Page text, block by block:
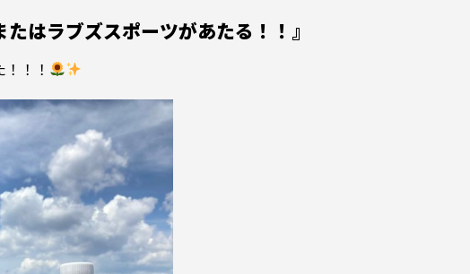
はラブズスポーツがあたる！！』
！！